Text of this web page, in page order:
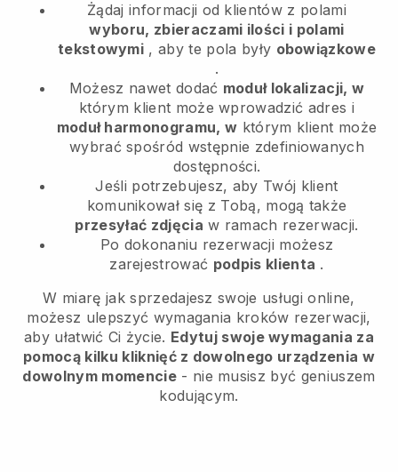
Żądaj informacji od klientów z polami
wyboru, zbieraczami ilości i polami
tekstowymi , aby te pola były obowiązkowe
.
Możesz nawet dodać moduł lokalizacji, w
którym klient może wprowadzić adres i
moduł harmonogramu, w którym klient może
wybrać spośród wstępnie zdefiniowanych
dostępności.
Jeśli potrzebujesz, aby Twój klient
komunikował się z Tobą, mogą także
przesyłać zdjęcia w ramach rezerwacji.
Po dokonaniu rezerwacji możesz
zarejestrować podpis klienta .
W miarę jak sprzedajesz swoje usługi online,
możesz ulepszyć wymagania kroków rezerwacji,
aby ułatwić Ci życie. Edytuj swoje wymagania za
pomocą kilku kliknięć z dowolnego urządzenia w
dowolnym momencie- nie musisz być geniuszem
kodującym.